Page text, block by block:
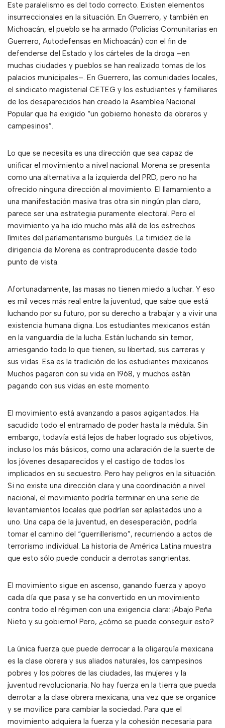
Este paralelismo es del todo correcto. Existen elementos
insurreccionales en la situación. En Guerrero, y también en
Michoacán, el pueblo se ha armado (Policías Comunitarias en
Guerrero, Autodefensas en Michoacán) con el fin de
defenderse del Estado y los cárteles de la droga –en
muchas ciudades y pueblos se han realizado tomas de los
palacios municipales–. En Guerrero, las comunidades locales,
el sindicato magisterial CETEG y los estudiantes y familiares
de los desaparecidos han creado la Asamblea Nacional
Popular que ha exigido “un gobierno honesto de obreros y
campesinos”.
Lo que se necesita es una dirección que sea capaz de
unificar el movimiento a nivel nacional. Morena se presenta
como una alternativa a la izquierda del PRD, pero no ha
ofrecido ninguna dirección al movimiento. El llamamiento a
una manifestación masiva tras otra sin ningún plan claro,
parece ser una estrategia puramente electoral. Pero el
movimiento ya ha ido mucho más allá de los estrechos
límites del parlamentarismo burgués. La timidez de la
dirigencia de Morena es contraproducente desde todo
punto de vista.
Afortunadamente, las masas no tienen miedo a luchar. Y eso
es mil veces más real entre la juventud, que sabe que está
luchando por su futuro, por su derecho a trabajar y a vivir una
existencia humana digna. Los estudiantes mexicanos están
en la vanguardia de la lucha. Están luchando sin temor,
arriesgando todo lo que tienen, su libertad, sus carreras y
sus vidas. Esa es la tradición de los estudiantes mexicanos.
Muchos pagaron con su vida en 1968, y muchos están
pagando con sus vidas en este momento.
El movimiento está avanzando a pasos agigantados. Ha
sacudido todo el entramado de poder hasta la médula. Sin
embargo, todavía está lejos de haber logrado sus objetivos,
incluso los más básicos, como una aclaración de la suerte de
los jóvenes desaparecidos y el castigo de todos los
implicados en su secuestro. Pero hay peligros en la situación.
Si no existe una dirección clara y una coordinación a nivel
nacional, el movimiento podría terminar en una serie de
levantamientos locales que podrían ser aplastados uno a
uno. Una capa de la juventud, en desesperación, podría
tomar el camino del “guerrillerismo”, recurriendo a actos de
terrorismo individual. La historia de América Latina muestra
que esto sólo puede conducir a derrotas sangrientas.
El movimiento sigue en ascenso, ganando fuerza y apoyo
cada día que pasa y se ha convertido en un movimiento
contra todo el régimen con una exigencia clara: ¡Abajo Peña
Nieto y su gobierno! Pero, ¿cómo se puede conseguir esto?
La única fuerza que puede derrocar a la oligarquía mexicana
es la clase obrera y sus aliados naturales, los campesinos
pobres y los pobres de las ciudades, las mujeres y la
juventud revolucionaria. No hay fuerza en la tierra que pueda
derrotar a la clase obrera mexicana, una vez que se organice
y se movilice para cambiar la sociedad. Para que el
movimiento adquiera la fuerza y la cohesión necesaria para